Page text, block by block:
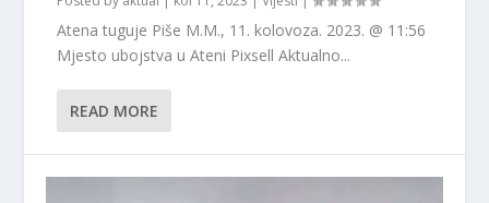
Atena tuguje Piše M.M., 11. kolovoza. 2023. @ 11:56
Mjesto ubojstva u Ateni Pixsell Aktualno...
READ MORE